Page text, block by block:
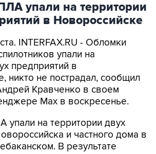
INTERFAX.RU - Обломки
предприятий в
никто не пострадал, сообщил
Кравченко в своем
Max в воскресенье.
на территории двух
В результате
беспилотника произошло
постройки, которое